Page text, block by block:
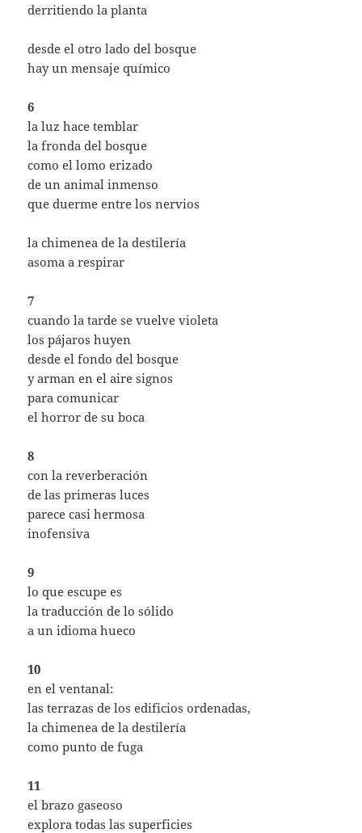
derritiendo la planta
desde el otro lado del bosque
hay un mensaje químico
6
la luz hace temblar
la fronda del bosque
como el lomo erizado
de un animal inmenso
que duerme entre los nervios
la chimenea de la destilería
asoma a respirar
7
cuando la tarde se vuelve violeta
los pájaros huyen
desde el fondo del bosque
y arman en el aire signos
para comunicar
el horror de su boca
8
con la reverberación
de las primeras luces
parece casi hermosa
inofensiva
9
lo que escupe es
la traducción de lo sólido
a un idioma hueco
10
en el ventanal:
las terrazas de los edificios ordenadas,
la chimenea de la destilería
como punto de fuga
11
el brazo gaseoso
explora todas las superficies